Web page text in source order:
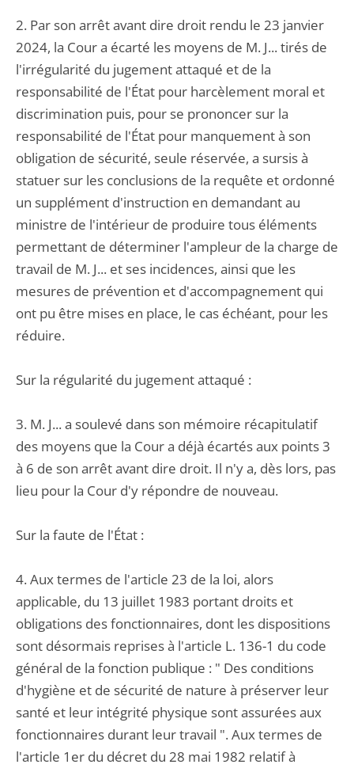
2. Par son arrêt avant dire droit rendu le 23 janvier
2024, la Cour a écarté les moyens de M. J... tirés de
l'irrégularité du jugement attaqué et de la
responsabilité de l'État pour harcèlement moral et
discrimination puis, pour se prononcer sur la
responsabilité de l'État pour manquement à son
obligation de sécurité, seule réservée, a sursis à
statuer sur les conclusions de la requête et ordonné
un supplément d'instruction en demandant au
ministre de l'intérieur de produire tous éléments
permettant de déterminer l'ampleur de la charge de
travail de M. J... et ses incidences, ainsi que les
mesures de prévention et d'accompagnement qui
ont pu être mises en place, le cas échéant, pour les
réduire.
Sur la régularité du jugement attaqué :
3. M. J... a soulevé dans son mémoire récapitulatif
des moyens que la Cour a déjà écartés aux points 3
à 6 de son arrêt avant dire droit. Il n'y a, dès lors, pas
lieu pour la Cour d'y répondre de nouveau.
Sur la faute de l'État :
4. Aux termes de l'article 23 de la loi, alors
applicable, du 13 juillet 1983 portant droits et
obligations des fonctionnaires, dont les dispositions
sont désormais reprises à l'article L. 136-1 du code
général de la fonction publique : " Des conditions
d'hygiène et de sécurité de nature à préserver leur
santé et leur intégrité physique sont assurées aux
fonctionnaires durant leur travail ". Aux termes de
l'article 1er du décret du 28 mai 1982 relatif à